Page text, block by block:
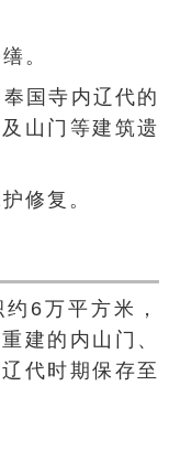
。
国寺内辽代的
山门等建筑遗
修复。
6万平方米，
建的内山门、
代时期保存至